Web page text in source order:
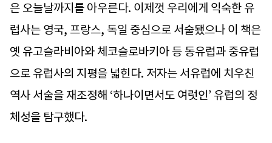
은 오늘날까지를 아우른다. 이제껏 우리에게 익숙한 유
럽사는 영국, 프랑스, 독일 중심으로 서술됐으나 이 책은
옛 유고슬라비아와 체코슬로바키아 등 동유럽과 중유럽
으로 유럽사의 지평을 넓힌다. 저자는 서유럽에 치우친
역사 서술을 재조정해 ‘하나이면서도 여럿인’ 유럽의 정
체성을 탐구했다.